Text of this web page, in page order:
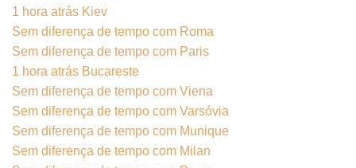
1 hora atrás Kiev
Sem diferença de tempo com Roma
Sem diferença de tempo com Paris
1 hora atrás Bucareste
Sem diferença de tempo com Viena
Sem diferença de tempo com Varsóvia
Sem diferença de tempo com Munique
Sem diferença de tempo com Milan